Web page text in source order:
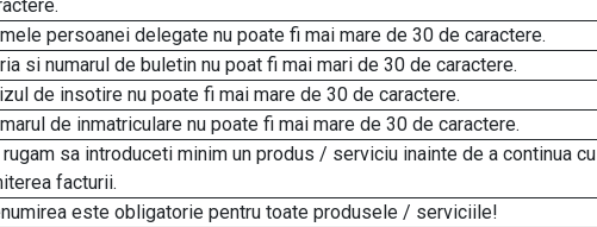
persoanei delegate nu poate fi mai mare de 30 de caractere.
si numarul de buletin nu poat fi mai mari de 30 de caractere.
de insotire nu poate fi mai mare de 30 de caractere.
de inmatriculare nu poate fi mai mare de 30 de caractere.
rugam sa introduceti minim un produs / serviciu inainte de a continua cu
facturii.
este obligatorie pentru toate produsele / serviciile!